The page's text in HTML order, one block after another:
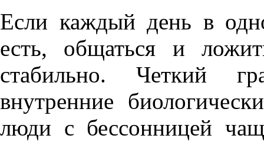
Если каждый день в
есть, общаться и
стабильно. Четкий
внутренние
люди с бессонницей